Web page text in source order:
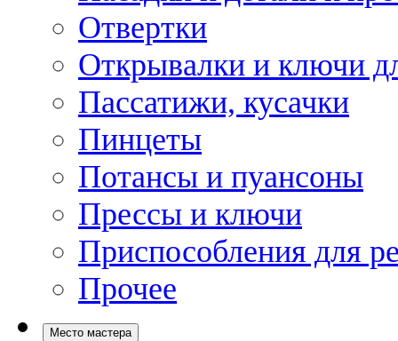
Отвертки
Открывалки и ключи
Пассатижи, кусачки
Пинцеты
Потансы и пуансоны
Прессы и ключи
Приспособления для
Прочее
Место мастера